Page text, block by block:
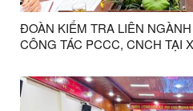
ĐOÀN KIỂM TRA LIÊN
CÔNG TÁC PCCC, CNCH TẠI